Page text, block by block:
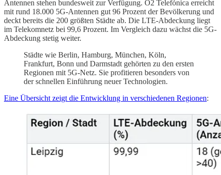
Antennen stehen bundesweit zur Verfügung. O2 Telefónica erreicht
mit rund 18.000 5G-Antennen gut 96 Prozent der Bevölkerung und
deckt bereits die 200 größten Städte ab. Die LTE-Abdeckung liegt
im Telekomnetz bei 99,6 Prozent. Im Vergleich dazu wächst die 5G-
Abdeckung stetig weiter.
Städte wie Berlin, Hamburg, München, Köln,
Frankfurt, Bonn und Darmstadt gehörten zu den ersten
Regionen mit 5G-Netz. Sie profitieren besonders von
der schnellen Einführung neuer Technologien.
Eine Übersicht zeigt die Entwicklung in verschiedenen Regionen: